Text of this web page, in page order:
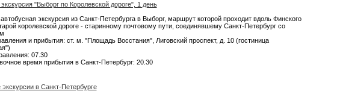
"Выборг по Королевской дороге", 1 день
экскурсия из Санкт-Петербурга в Выборг, маршрут которой проходит вдоль Финского
королевской дороге - старинному почтовому пути, соединявшему Санкт-Петербург со
и прибытия: ст. м. "Площадь Восстания", Лиговский проспект, д. 10 (гостиница
07.30
время прибытия в Санкт-Петербург: 20.30
в Санкт-Петербурге